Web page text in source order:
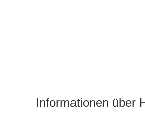
Informationen über